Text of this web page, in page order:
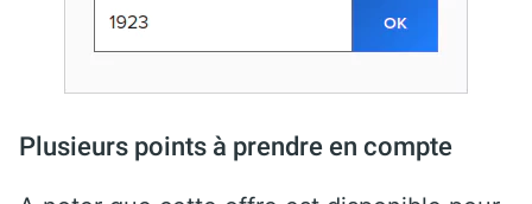
Plusieurs points à prendre en compte